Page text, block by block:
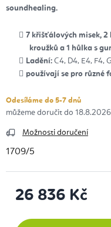
soundhealing.
7 křišťálových misek, 2
kroužků a 1 hůlka s
Ladění: C4, D4, E4, F4,
používají se pro různé
Odesíláme do 5-7 dnů
18.8.2026
Možnosti doručení
1709/5
26 836 Kč